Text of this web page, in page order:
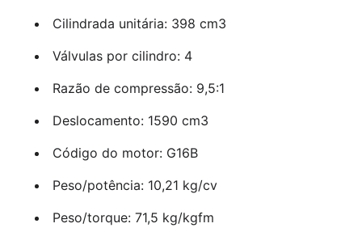
Cilindrada unitária: 398 cm3
Válvulas por cilindro: 4
Razão de compressão: 9,5:1
Deslocamento: 1590 cm3
Código do motor: G16B
Peso/potência: 10,21 kg/cv
Peso/torque: 71,5 kg/kgfm